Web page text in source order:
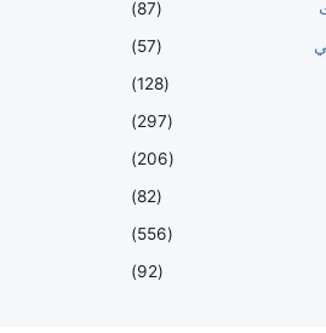
(87)
(57)
(128)
(297)
(206)
(82)
(556)
(92)